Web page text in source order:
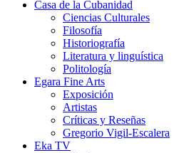
Casa de la Cubanidad
Ciencias Culturales
Filosofía
Historiografía
Literatura y linguística
Politología
Egara Fine Arts
Exposición
Artistas
Críticas y Reseñas
Gregorio Vigil-Escalera
Eka TV